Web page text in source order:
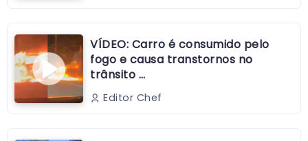
VÍDEO: Carro é consumido pelo
fogo e causa transtornos no
trânsito …
Editor Chef